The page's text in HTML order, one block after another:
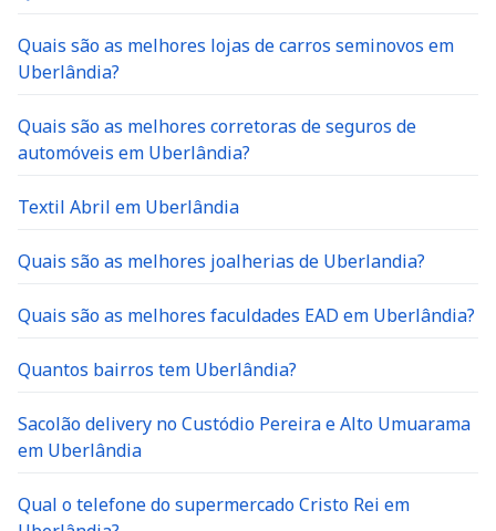
Quais são as melhores lojas de carros seminovos em
Uberlândia?
Quais são as melhores corretoras de seguros de
automóveis em Uberlândia?
Textil Abril em Uberlândia
Quais são as melhores joalherias de Uberlandia?
Quais são as melhores faculdades EAD em Uberlândia?
Quantos bairros tem Uberlândia?
Sacolão delivery no Custódio Pereira e Alto Umuarama
em Uberlândia
Qual o telefone do supermercado Cristo Rei em